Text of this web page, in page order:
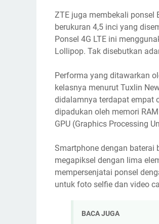
ZTE juga membekali ponsel
berukuran 4,5 inci yang
Ponsel 4G LTE ini
Lollipop. Tak disebutkan
Performa yang ditawarkan
kelasnya menurut Tuxlin
didalamnya terdapat empat
dipadukan oleh memori
GPU (Graphics Processing
Smartphone dengan baterai
megapiksel dengan lima
mempersenjatai ponsel
untuk foto selfie dan video
BACA JUGA